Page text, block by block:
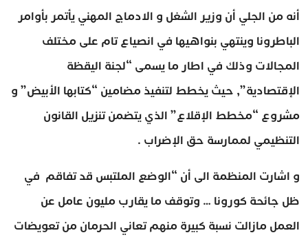
أنه من الجلي أن وزير الشغل و الادماج المهني يأتمر بأوامر
الباطرونا وينتهي بنواهيها في انصياع تام على مختلف
المجالات وذلك في اطار ما يسمى “لجنة اليقظة
الإقتصادية”, حيث يخطط لتنفيذ مضامين “كتابها الأبيض” و
مشروع “مخطط الإقلاع” الذي يتضمن تنزيل القانون
التنظيمي لممارسة حق الإضراب .
و اشارت المنظمة الى أن “الوضع الملتبس قد تفاقم في
ظل جائحة كورونا … وتوقف ما يقارب مليون عامل عن
العمل مازالت نسبة كبيرة منهم تعاني الحرمان من تعويضات